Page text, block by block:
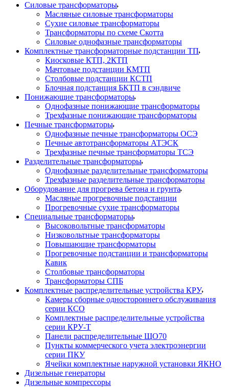
Силовые трансформаторы
Масляные силовые трансформаторы
Сухие силовые трансформаторы
Трансформаторы по схеме Скотта
Силовые однофазные трансформаторы
Комплектные трансформаторные подстанции ТП
Киосковые КТП, 2КТП
Мачтовые подстанции КМТП
Столбовые подстанции КСТП
Блочная подстанция БКТП в сэндвиче
Понижающие трансформаторы
Однофазные понижающие трансформаторы
Трехфазные понижающие трансформаторы
Печные трансформаторы
Однофазные печные трансформаторы ОСЭ
Печные автотрансформаторы АТЭСК
Трехфазные печные трансформаторы ТСЭ
Разделительные трансформаторы
Однофазные разделительные трансформаторы
Трехфазные разделительные трансформаторы
Оборудование для прогрева бетона и грунта
Масляные прогревочные подстанции
Прогревочные сухие трансформаторы
Специальные трансформаторы
Высоковольтные трансформаторы
Низковольтные трансформаторы
Повышающие трансформаторы
Прогревочные подстанции и трансформаторы
Кавик
Столбовые трансформаторы
Трансформаторы СПБ
Комплектные распределительные устройства КРУ
Камеры сборные одностороннего обслуживания
серии КСО
Комплектные распределительные устройства
серии КРУ-Т
Панели распределительные ЩО70
Пункты коммерческого учета электроэнергии
серии ПКУ
Ячейки комплектные наружной установки ЯКНО
Дизельные генераторы
Дизельные компрессоры